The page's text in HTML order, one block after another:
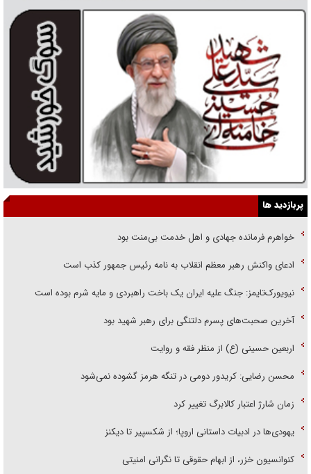
پربازدید ها
خواهرم فرمانده جهادی و اهل خدمت بی‌منت بود
ادعای واکنش رهبر معظم انقلاب به نامه رئیس جمهور کذب است
نیویورک‌تایمز: جنگ علیه ایران یک باخت راهبردی و مایه شرم بوده است
آخرین صحبت‌های پسرم دلتنگی برای رهبر شهید بود
اربعین حسینی (ع) از منظر فقه و روایت
محسن رضایی: کریدور دومی در تنگه هرمز گشوده نمی‌شود
زمان شارژ اعتبار کالابرگ تغییر کرد
یهودی‌ها در ادبیات داستانی اروپا؛ از شکسپیر تا دیکنز
کنوانسیون خزر، از ابهام حقوقی تا نگرانی امنیتی